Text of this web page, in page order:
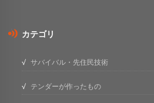
カテゴリ
サバイバル・先住民技術
テンダーが作ったもの